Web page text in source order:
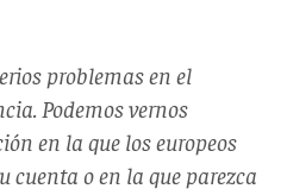
problemas en el
Podemos vernos
en la que los europeos
cuenta o en la que parezca